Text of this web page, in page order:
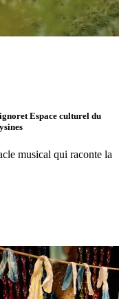
Espace culturel du
musical qui raconte la